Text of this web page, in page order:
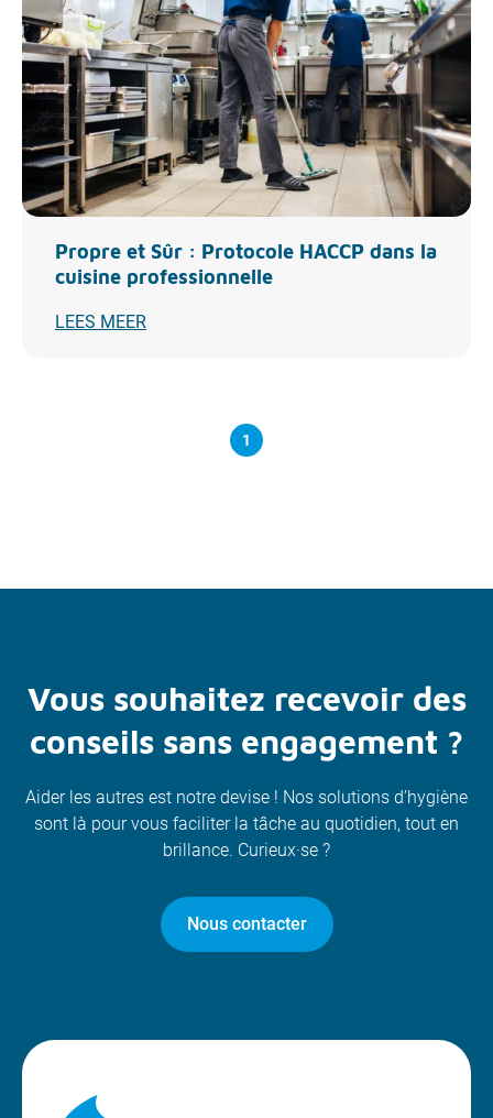
Propre et Sûr : Protocole HACCP dans la
cuisine professionnelle
LEES MEER
1
Vous souhaitez recevoir des
conseils sans engagement ?
Aider les autres est notre devise ! Nos solutions d’hygiène
sont là pour vous faciliter la tâche au quotidien, tout en
brillance. Curieux·se ?
Nous contacter